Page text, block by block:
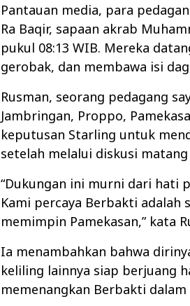
Pantauan media, para
Ra Baqir, sapaan akrab
pukul 08:13 WIB. Mereka
gerobak, dan membawa isi
Rusman, seorang pedagang
Jambringan, Proppo,
keputusan Starling untuk
setelah melalui diskusi
“Dukungan ini murni dari hati
Kami percaya Berbakti
memimpin Pamekasan,” kata
Ia menambahkan bahwa
keliling lainnya siap berjuang
memenangkan Berbakti dalam